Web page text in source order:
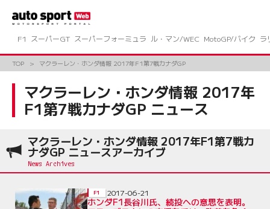
ツ
ス
F1 スーパーGT スーパーフォーミュラ ル・マン/WEC MotoGP/バイク ラ
TOP マクラーレン・ホンダ情報 2017年F1第7戦カナダGP
マクラーレン・ホンダ情報 2017年
F1第7戦カナダGP ニュース
マクラーレン・ホンダ情報 2017年F1第7戦カ
ナダGP ニュースアーカイブ
ホンダF1長谷川氏、続投への意思を表明。
F1 2017-06-21